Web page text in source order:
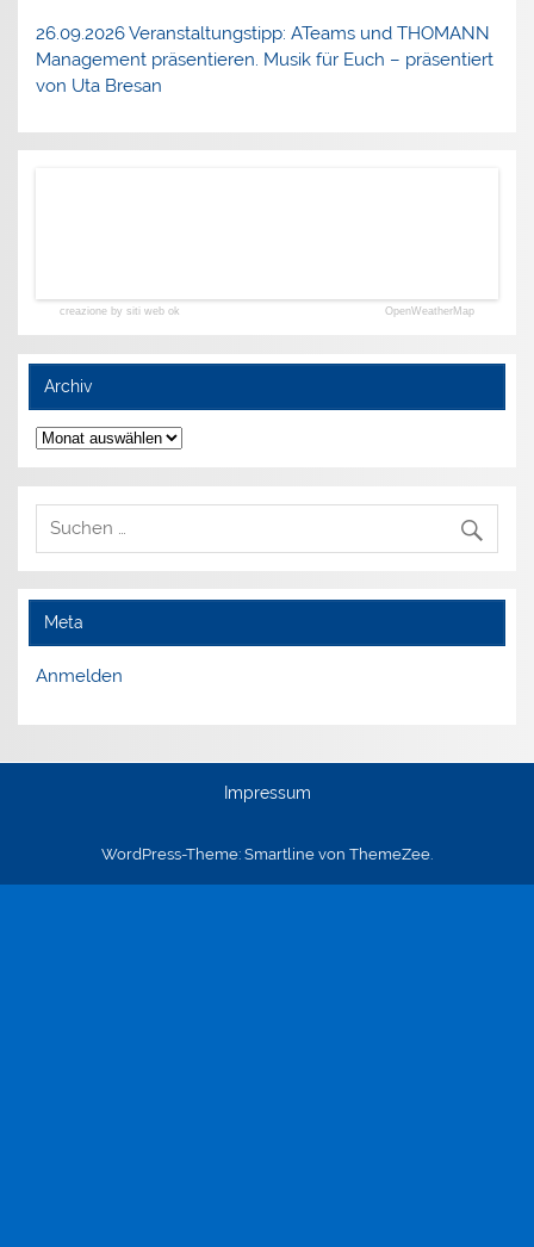
26.09.2026 Veranstaltungstipp: ATeams und THOMANN
Management präsentieren. Musik für Euch – präsentiert
von Uta Bresan
creazione by siti web ok OpenWeatherMap
Archiv
Archiv
Meta
Anmelden
Impressum
WordPress-Theme: Smartline von ThemeZee.